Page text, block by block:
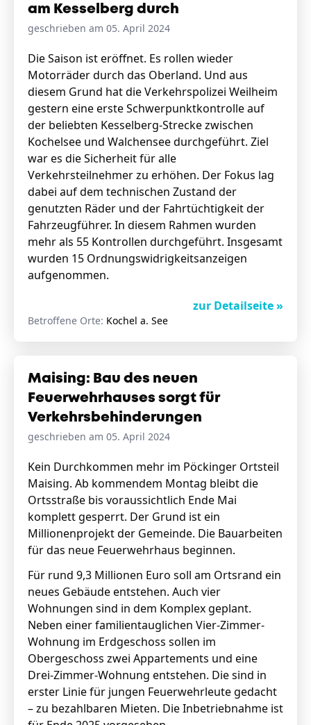
am Kesselberg durch
geschrieben am 05. April 2024
Die Saison ist eröffnet. Es rollen wieder
Motorräder durch das Oberland. Und aus
diesem Grund hat die Verkehrspolizei Weilheim
gestern eine erste Schwerpunktkontrolle auf
der beliebten Kesselberg-Strecke zwischen
Kochelsee und Walchensee durchgeführt. Ziel
war es die Sicherheit für alle
Verkehrsteilnehmer zu erhöhen. Der Fokus lag
dabei auf dem technischen Zustand der
genutzten Räder und der Fahrtüchtigkeit der
Fahrzeugführer. In diesem Rahmen wurden
mehr als 55 Kontrollen durchgeführt. Insgesamt
wurden 15 Ordnungswidrigkeitsanzeigen
aufgenommen.
zur Detailseite »
Betroffene Orte: Kochel a. See
Maising: Bau des neuen
Feuerwehrhauses sorgt für
Verkehrsbehinderungen
geschrieben am 05. April 2024
Kein Durchkommen mehr im Pöckinger Ortsteil
Maising. Ab kommendem Montag bleibt die
Ortsstraße bis voraussichtlich Ende Mai
komplett gesperrt. Der Grund ist ein
Millionenprojekt der Gemeinde. Die Bauarbeiten
für das neue Feuerwehrhaus beginnen.
Für rund 9,3 Millionen Euro soll am Ortsrand ein
neues Gebäude entstehen. Auch vier
Wohnungen sind in dem Komplex geplant.
Neben einer familientauglichen Vier-Zimmer-
Wohnung im Erdgeschoss sollen im
Obergeschoss zwei Appartements und eine
Drei-Zimmer-Wohnung entstehen. Die sind in
erster Linie für jungen Feuerwehrleute gedacht
– zu bezahlbaren Mieten. Die Inbetriebnahme ist